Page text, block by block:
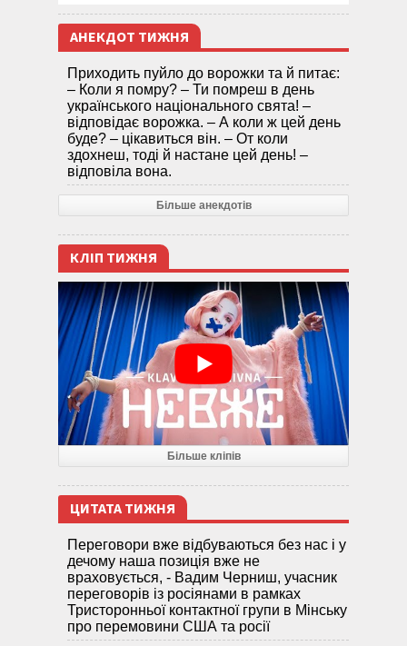
АНЕКДОТ ТИЖНЯ
Приходить пуйло до ворожки та й питає:
– Коли я помру? – Ти помреш в день
українського національного свята! –
відповідає ворожка. – А коли ж цей день
буде? – цікавиться він. – От коли
здохнеш, тоді й настане цей день! –
відповіла вона.
Більше анекдотів
КЛІП ТИЖНЯ
Більше кліпів
ЦИТАТА ТИЖНЯ
Переговори вже відбуваються без нас і у
дечому наша позиція вже не
враховується, - Вадим Черниш, учасник
переговорів із росіянами в рамках
Тристоронньої контактної групи в Мінську
про перемовини США та росії